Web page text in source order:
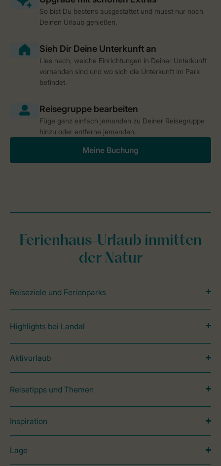
So bist Du bestens ausgestattet und musst nur noch
Deinen Urlaub genießen.
Lies nach, welche Einrichtungen in Deiner Unterkunft
vorhanden sind und wo sich die Unterkunft im Park
befindet.
Füge ganz einfach jemanden zu Deiner Reisegruppe
hinzu oder entferne jemanden.
Meine Buchung
Ferienhaus-Urlaub inmitten
der Natur
Reiseziele und Ferienparks
Highlights bei Landal
Aktivurlaub
Reisetipps und Themen
Inspiration
Lage